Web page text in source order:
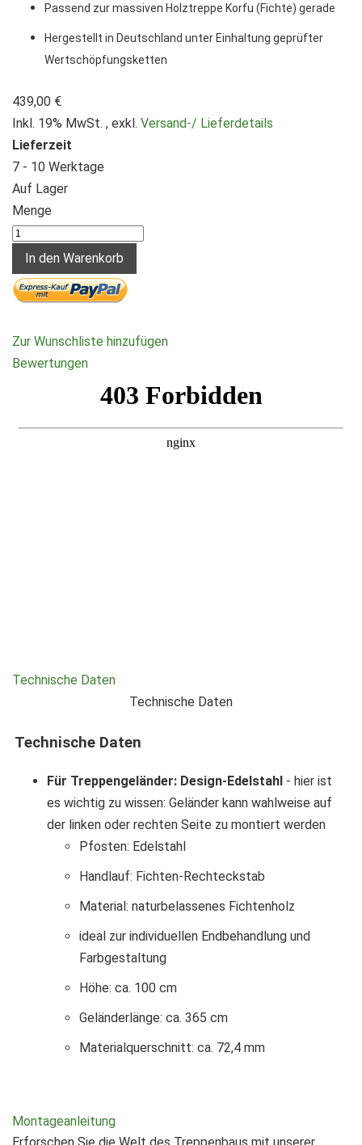
Passend zur massiven Holztreppe Korfu (Fichte) gerade
Hergestellt in Deutschland unter Einhaltung geprüfter
Wertschöpfungsketten
439,00 €
Inkl. 19% MwSt. , exkl. Versand-/ Lieferdetails
Lieferzeit
7 - 10 Werktage
Auf Lager
Menge
In den Warenkorb
Zur Wunschliste hinzufügen
Bewertungen
Technische Daten
Technische Daten
Technische Daten
Für Treppengeländer: Design-Edelstahl - hier ist
es wichtig zu wissen: Geländer kann wahlweise auf
der linken oder rechten Seite zu montiert werden
Pfosten: Edelstahl
Handlauf: Fichten-Rechteckstab
Material: naturbelassenes Fichtenholz
ideal zur individuellen Endbehandlung und
Farbgestaltung
Höhe: ca. 100 cm
Geländerlänge: ca. 365 cm
Materialquerschnitt: ca. 72,4 mm
Montageanleitung